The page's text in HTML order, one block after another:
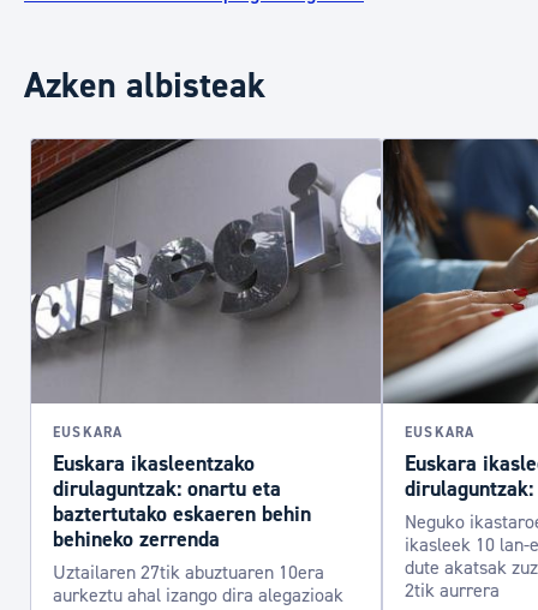
Azken albisteak
EUSKARA
Euskara ikasleentzako
dirulaguntzak: onartu eta
baztertutako eskaeren behin
behineko zerrenda
Uztailaren 27tik abuztuaren 10era
aurkeztu ahal izango dira alegazioak
EUSKARA
Euskara
Neguko
ikasleek 10 lan-
dute akatsak
2tik aurrera